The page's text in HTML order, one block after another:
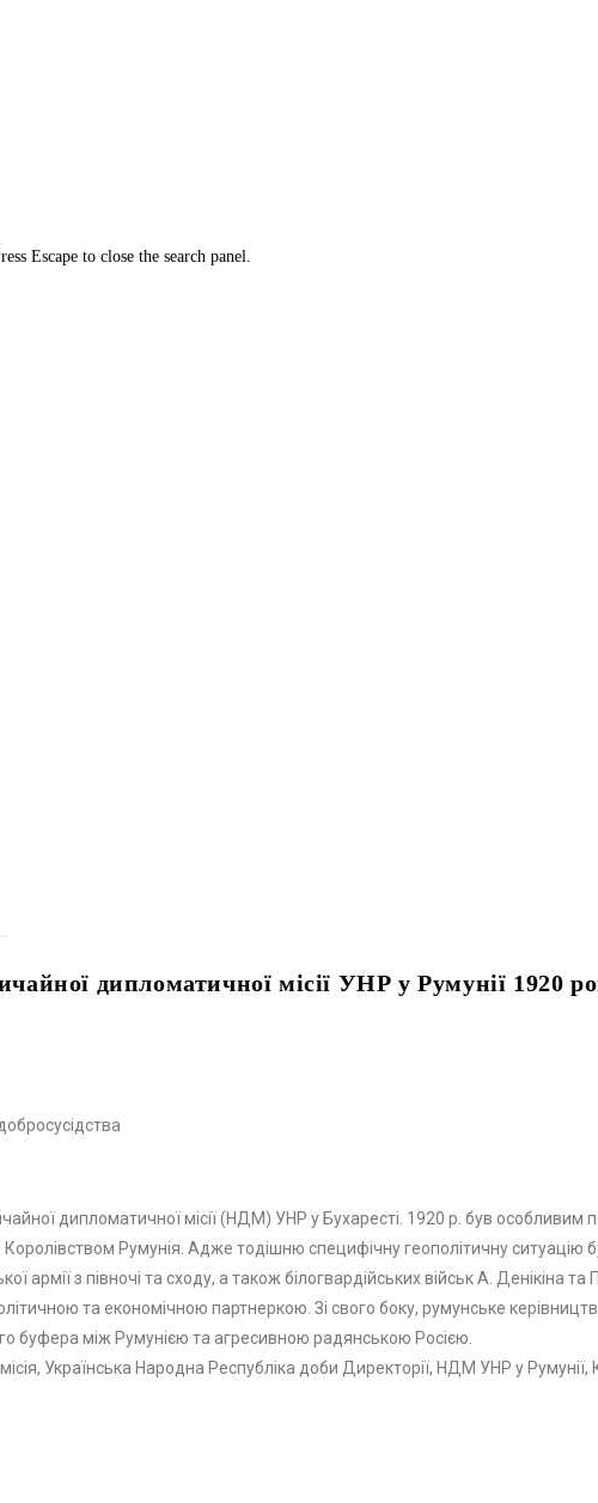
Escape to close the search panel.
дипломатичної місії УНР у Румунії 1920
дипломатичної місії (НДМ) УНР у Бухаресті. 1920 р. був особливим
Королівством Румунія. Адже тодішню специфічну геополітичну
армії з півночі та сходу, а також білогвардійських військ А. Денікіна
та економічною партнеркою. Зі свого боку, румунське
буфера між Румунією та агресивною радянською Росією.
Українська Народна Республіка доби Директорії, НДМ УНР у Румунії,